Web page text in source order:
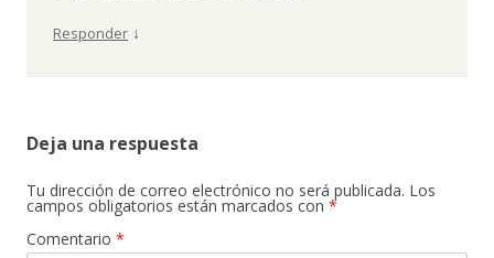
Responder ↓
Deja una respuesta
Tu dirección de correo electrónico no será publicada. Los
campos obligatorios están marcados con *
Comentario *